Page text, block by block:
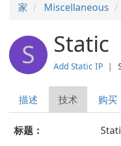
家 Miscellaneous
S Static
Add Static IP ❘
描述 技术 购买
标题：